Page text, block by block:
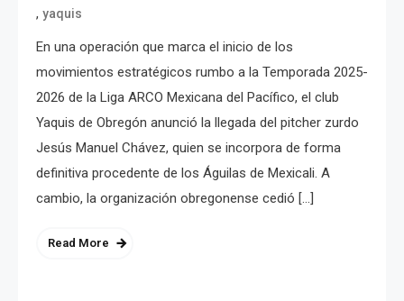
, yaquis
En una operación que marca el inicio de los
movimientos estratégicos rumbo a la Temporada 2025-
2026 de la Liga ARCO Mexicana del Pacífico, el club
Yaquis de Obregón anunció la llegada del pitcher zurdo
Jesús Manuel Chávez, quien se incorpora de forma
definitiva procedente de los Águilas de Mexicali. A
cambio, la organización obregonense cedió […]
Read More